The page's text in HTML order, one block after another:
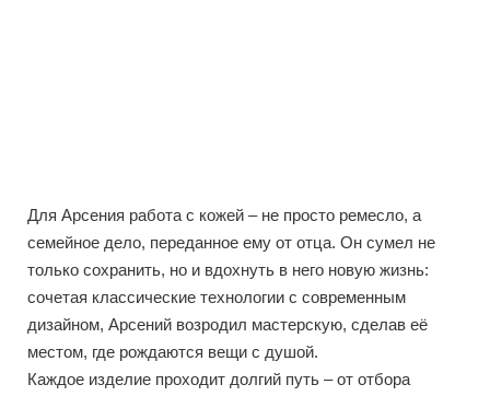
Для Арсения работа с кожей – не просто ремесло, а
семейное дело, переданное ему от отца. Он сумел не
только сохранить, но и вдохнуть в него новую жизнь:
сочетая классические технологии с современным
дизайном, Арсений возродил мастерскую, сделав её
местом, где рождаются вещи с душой.
Каждое изделие проходит долгий путь – от отбора